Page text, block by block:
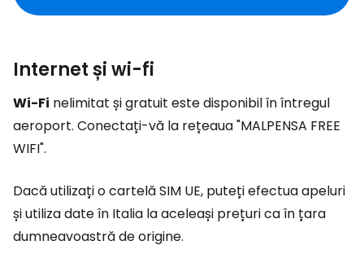
Internet și wi-fi
Wi-Fi nelimitat și gratuit este disponibil în întregul
aeroport. Conectați-vă la rețeaua "MALPENSA FREE
WIFI".
Dacă utilizați o cartelă SIM UE, puteți efectua apeluri
și utiliza date în Italia la aceleași prețuri ca în țara
dumneavoastră de origine.